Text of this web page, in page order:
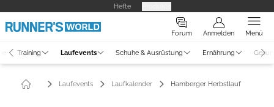
Hefte
Forum Anmelden Menü
Training Laufevents Schuhe & Ausrüstung Ernährung
Laufevents Laufkalender Hamberger Herbstlauf